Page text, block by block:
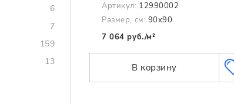
6
7
159
13
Артикул: 12990002
Размер, см: 90x90
7 064 руб./м²
В корзину